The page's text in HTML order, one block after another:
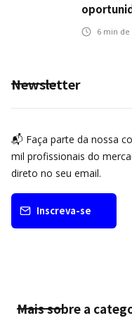
ampliar
6 min de
Newsletter
📬 Faça parte da nossa
mil profissionais do
direto no seu email.
Inscreva-se
Mais sobre a